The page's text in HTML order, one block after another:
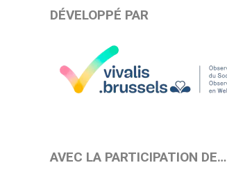
DÉVELOPPÉ PAR
AVEC LA PARTICIPATION DE…